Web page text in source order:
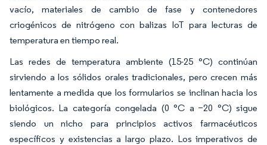
vacío, materiales de cambio de fase y contenedores
criogénicos de nitrógeno con balizas IoT para lecturas de
temperatura en tiempo real.
Las redes de temperatura ambiente (15-25 °C) continúan
sirviendo a los sólidos orales tradicionales, pero crecen más
lentamente a medida que los formularios se inclinan hacia los
biológicos. La categoría congelada (0 °C a −20 °C) sigue
siendo un nicho para principios activos farmacéuticos
específicos y existencias a largo plazo. Los imperativos de